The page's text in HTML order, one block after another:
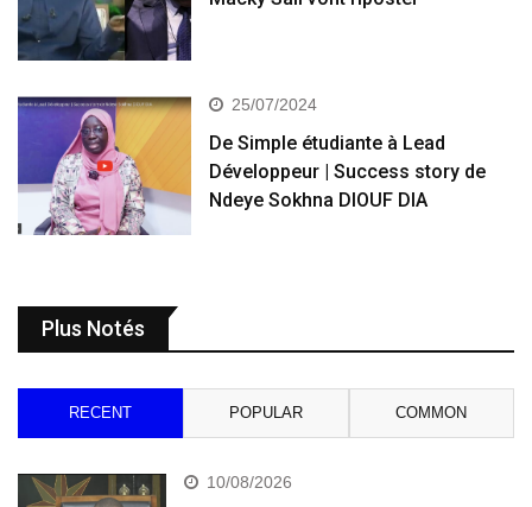
25/07/2024
De Simple étudiante à Lead
Développeur | Success story de
Ndeye Sokhna DIOUF DIA
Plus Notés
RECENT POPULAR COMMON
10/08/2026